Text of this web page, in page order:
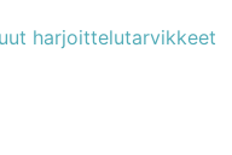
harjoittelutarvikkeet